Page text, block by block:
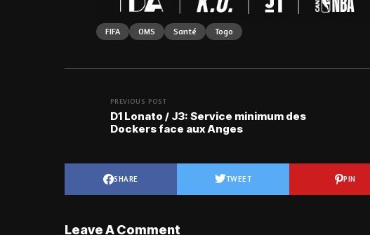
FIFA OMS Santé Togo
PREVIOUS POST
D1 Lonato / J3: Service minimum des
Dockers face aux Anges
SHARE TWEET PIN
Leave A Comment